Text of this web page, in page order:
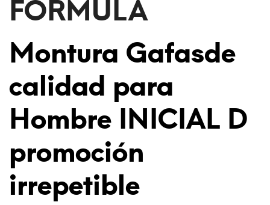
FORMULA
Montura Gafasde
calidad para
Hombre INICIAL D
promoción
irrepetible